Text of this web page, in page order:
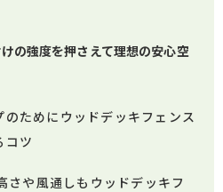
の強度を押さえて理想の安心空
ためにウッドデッキフェンス
コツ
さや風通しもウッドデッキフ